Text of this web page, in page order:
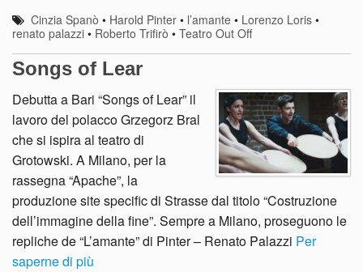
Cinzia Spanò • Harold Pinter • l’amante • Lorenzo Loris •
renato palazzi • Roberto Trifirò • Teatro Out Off
Songs of Lear
Debutta a Bari “Songs of Lear” il
lavoro del polacco Grzegorz Bral
che si ispira al teatro di
Grotowski. A Milano, per la
rassegna “Apache”, la
produzione site specific di Strasse dal titolo “Costruzione
dell’immagine della fine”. Sempre a Milano, proseguono le
repliche de “L’amante” di Pinter – Renato Palazzi Per
saperne di più